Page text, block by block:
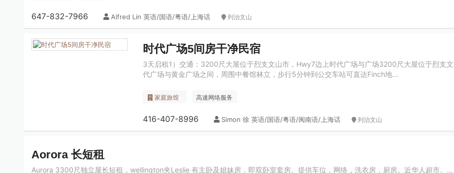
647-832-7966 Alfred Lin 英语/国语/粤语/上海话 列治文山
时代广场5间房干净民宿
3天启租1）交通：3200尺大屋位于烈支文山市，Hwy7边上时代广场与广场3200尺大屋位于烈支
代广场与黄金广场之间，周围中餐馆林立，步行5分钟到公交车站可直达Finch地…
家庭旅馆 高速网络服务
416-407-8996 Simon 徐 英语/国语/粤语/闽南语/上海话 列治文山
Aorora 长短租
Aurora 3300尺独立屋长短租，wellington夹Leslie 有主卧及姐妹房，即双卧室套房。提供车位，网络，洗衣房，厨房。近华人超市。…